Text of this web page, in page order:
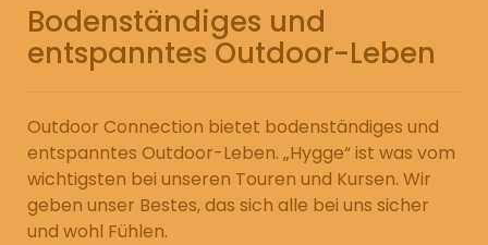
Bodenständiges und
entspanntes Outdoor-Leben
Outdoor Connection bietet bodenständiges und
entspanntes Outdoor-Leben. „Hygge“ ist was vom
wichtigsten bei unseren Touren und Kursen. Wir
geben unser Bestes, das sich alle bei uns sicher
und wohl Fühlen.